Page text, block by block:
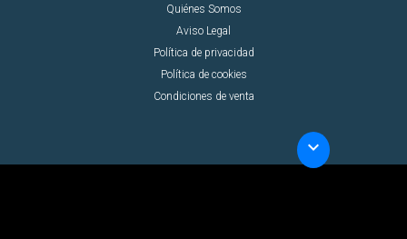
Quiénes Somos
Aviso Legal
Política de privacidad
Política de cookies
Condiciones de venta
keyboard_arrow_down